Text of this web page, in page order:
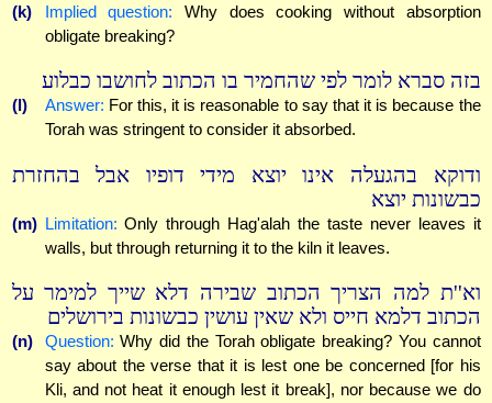
(k) Implied question: Why does cooking without absorption
obligate breaking?
בזה סברא לומר לפי שהחמיר בו הכתוב לחושבו כבלוע
(l) Answer: For this, it is reasonable to say that it is because the
Torah was stringent to consider it absorbed.
ודוקא בהגעלה אינו יוצא מידי דופיו אבל בהחזרת
כבשונות יוצא
(m) Limitation: Only through Hag'alah the taste never leaves it
walls, but through returning it to the kiln it leaves.
וא''ת למה הצריך הכתוב שבירה דלא שייך למימר על
הכתוב דלמא חייס ולא שאין עושין כבשונות בירושלים
(n) Question: Why did the Torah obligate breaking? You cannot
say about the verse that it is lest one be concerned [for his
Kli, and not heat it enough lest it break], nor because we do